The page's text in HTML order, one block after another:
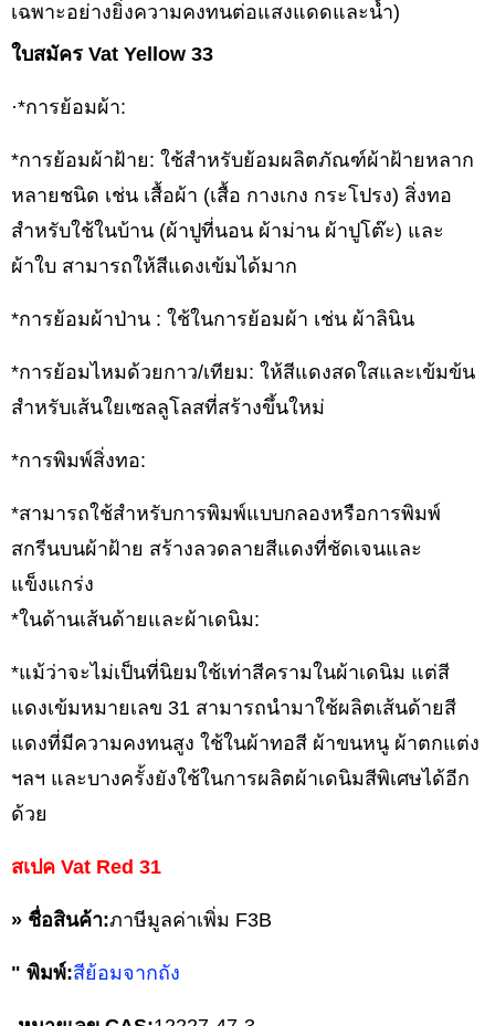
เฉพาะอย่างยิ่งความคงทนต่อแสงแดดและน้ำ)
ใบสมัคร Vat Yellow 33
·*การย้อมผ้า:
*การย้อมผ้าฝ้าย: ใช้สำหรับย้อมผลิตภัณฑ์ผ้าฝ้ายหลาก
หลายชนิด เช่น เสื้อผ้า (เสื้อ กางเกง กระโปรง) สิ่งทอ
สำหรับใช้ในบ้าน (ผ้าปูที่นอน ผ้าม่าน ผ้าปูโต๊ะ) และ
ผ้าใบ สามารถให้สีแดงเข้มได้มาก
*การย้อมผ้าป่าน : ใช้ในการย้อมผ้า เช่น ผ้าลินิน
*การย้อมไหมด้วยกาว/เทียม: ให้สีแดงสดใสและเข้มข้น
สำหรับเส้นใยเซลลูโลสที่สร้างขึ้นใหม่
*การพิมพ์สิ่งทอ:
*สามารถใช้สำหรับการพิมพ์แบบกลองหรือการพิมพ์
สกรีนบนผ้าฝ้าย สร้างลวดลายสีแดงที่ชัดเจนและ
แข็งแกร่ง
*ในด้านเส้นด้ายและผ้าเดนิม:
*แม้ว่าจะไม่เป็นที่นิยมใช้เท่าสีครามในผ้าเดนิม แต่สี
แดงเข้มหมายเลข 31 สามารถนำมาใช้ผลิตเส้นด้ายสี
แดงที่มีความคงทนสูง ใช้ในผ้าทอสี ผ้าขนหนู ผ้าตกแต่ง
ฯลฯ และบางครั้งยังใช้ในการผลิตผ้าเดนิมสีพิเศษได้อีก
ด้วย
สเปค Vat Red 31
» ชื่อสินค้า:ภาษีมูลค่าเพิ่ม F3B
" พิมพ์:สีย้อมจากถัง